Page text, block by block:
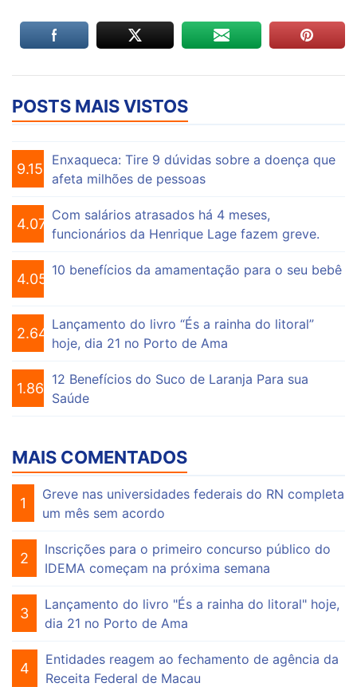
POSTS MAIS VISTOS
9.154
Enxaqueca: Tire 9 dúvidas sobre a doença que
afeta milhões de pessoas
4.074
Com salários atrasados há 4 meses,
funcionários da Henrique Lage fazem greve.
4.055
10 benefícios da amamentação para o seu bebê
2.648
Lançamento do livro “És a rainha do litoral”
hoje, dia 21 no Porto de Ama
1.863
12 Benefícios do Suco de Laranja Para sua
Saúde
MAIS COMENTADOS
1
Greve nas universidades federais do RN completa
um mês sem acordo
2
Inscrições para o primeiro concurso público do
IDEMA começam na próxima semana
3
Lançamento do livro "És a rainha do litoral" hoje,
dia 21 no Porto de Ama
4
Entidades reagem ao fechamento de agência da
Receita Federal de Macau